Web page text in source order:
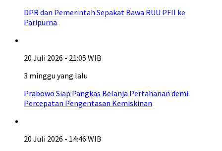
DPR dan Pemerintah Sepakat Bawa RUU PFII ke
Paripurna
20 Juli 2026 - 21:05 WIB
3 minggu yang lalu
Prabowo Siap Pangkas Belanja Pertahanan demi
Percepatan Pengentasan Kemiskinan
20 Juli 2026 - 14:46 WIB